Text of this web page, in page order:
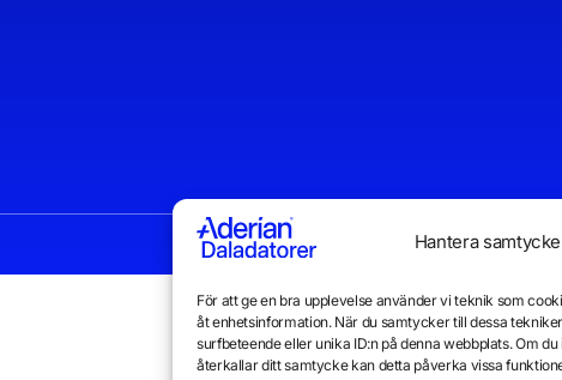
Hantera samtycke
För att ge en bra upplevelse använder vi teknik som
åt enhetsinformation. När du samtycker till dessa
surfbeteende eller unika ID:n på denna webbplats. Om
återkallar ditt samtycke kan detta påverka vissa